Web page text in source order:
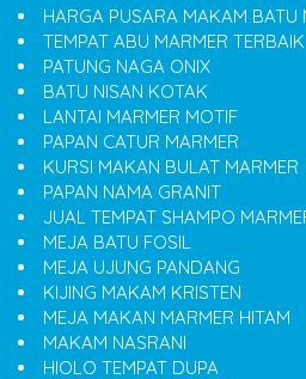
HARGA PUSARA MAKAM BATU
TEMPAT ABU MARMER TERBAIK
PATUNG NAGA ONIX
BATU NISAN KOTAK
LANTAI MARMER MOTIF
PAPAN CATUR MARMER
KURSI MAKAN BULAT MARMER
PAPAN NAMA GRANIT
JUAL TEMPAT SHAMPO
MEJA BATU FOSIL
MEJA UJUNG PANDANG
KIJING MAKAM KRISTEN
MEJA MAKAN MARMER HITAM
MAKAM NASRANI
HIOLO TEMPAT DUPA